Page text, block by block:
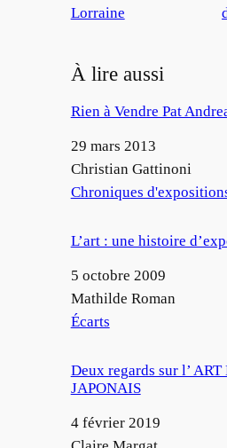
Lorraine
À lire aussi
Rien à Vendre Pat
Date
29 mars 2013
Auteur
Christian Gattinoni
Par rapport à
Chroniques
L’art : une histoire
Date
5 octobre 2009
Auteur
Mathilde Roman
Par rapport à
Écarts
Deux regards sur l’ ART
JAPONAIS
Date
4 février 2019